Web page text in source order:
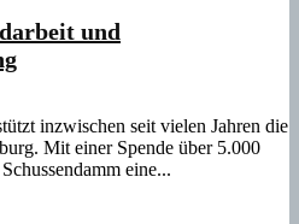
und
inzwischen seit vielen Jahren die
Mit einer Spende über 5.000
eine...